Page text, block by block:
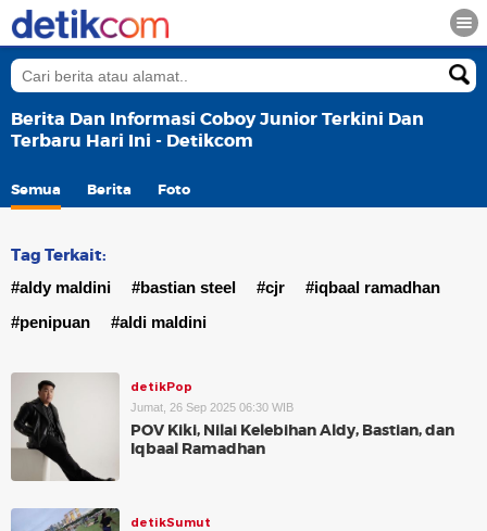
Berita Dan Informasi Coboy Junior Terkini Dan
Terbaru Hari Ini - Detikcom
Semua Berita Foto
Tag Terkait:
#aldy maldini #bastian steel #cjr
#iqbaal ramadhan
#penipuan
#aldi maldini
detikPop
Jumat, 26 Sep 2025 06:30 WIB
POV Kiki, Nilai Kelebihan Aldy, Bastian, dan
Iqbaal Ramadhan
detikSumut